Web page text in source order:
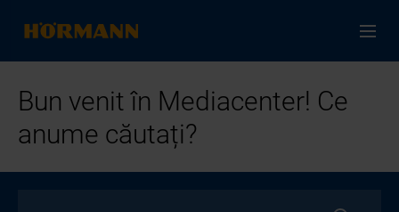
Bun venit în Mediacenter! Ce
anume căutați?